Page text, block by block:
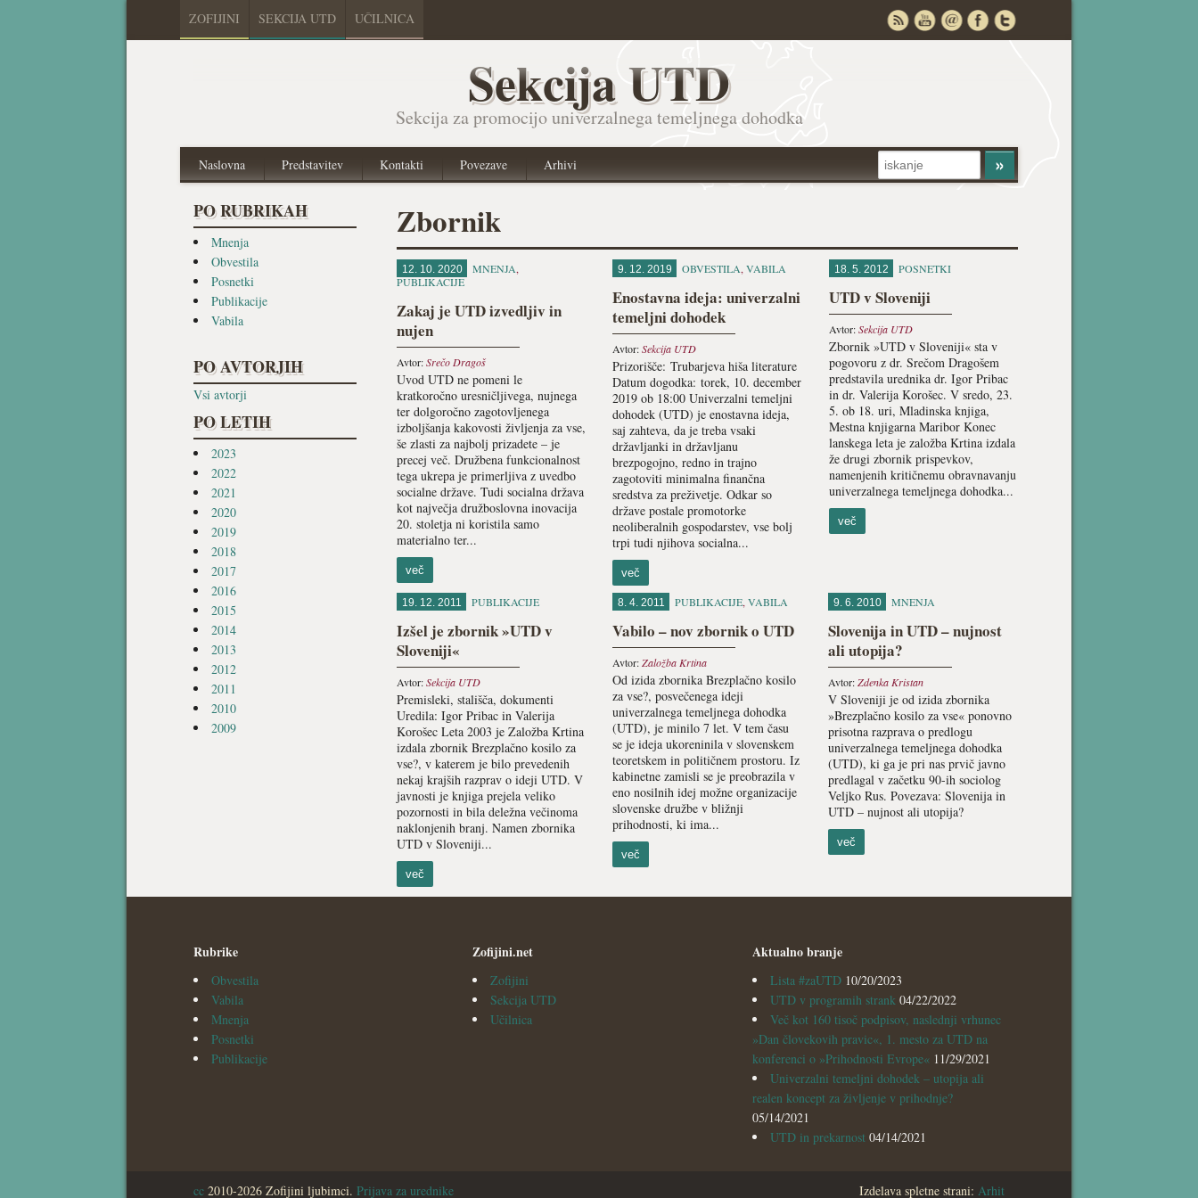
ZOFIJINI SEKCIJA UTD UČILNICA
Sekcija UTD
Sekcija za promocijo univerzalnega temeljnega dohodka
Naslovna Predstavitev Kontakti Povezave Arhivi
PO RUBRIKAH
Mnenja
Obvestila
Posnetki
Publikacije
Vabila
PO AVTORJIH
Vsi avtorji
PO LETIH
2023
2022
2021
2020
2019
2018
2017
2016
2015
2014
2013
2012
2011
2010
2009
Zbornik
12. 10. 2020 MNENJA,
PUBLIKACIJE
Zakaj je UTD izvedljiv in
nujen
Avtor:Srečo Dragoš
Uvod UTD ne pomeni le
kratkoročno uresničljivega, nujnega
ter dolgoročno zagotovljenega
izboljšanja kakovosti življenja za vse,
še zlasti za najbolj prizadete – je
precej več. Družbena funkcionalnost
tega ukrepa je primerljiva z uvedbo
socialne države. Tudi socialna država
kot največja družboslovna inovacija
20. stoletja ni koristila samo
materialno ter...
več
9. 12. 2019 OBVESTILA, VABILA
Enostavna ideja: univerzalni
temeljni dohodek
Avtor:Sekcija UTD
Prizorišče: Trubarjeva hiša literature
Datum dogodka: torek, 10. december
2019 ob 18:00 Univerzalni temeljni
dohodek (UTD) je enostavna ideja,
saj zahteva, da je treba vsaki
državljanki in državljanu
brezpogojno, redno in trajno
zagotoviti minimalna finančna
sredstva za preživetje. Odkar so
države postale promotorke
neoliberalnih gospodarstev, vse bolj
trpi tudi njihova socialna...
več
18. 5. 2012 POSNETKI
UTD v Sloveniji
Avtor:Sekcija UTD
Zbornik »UTD v Sloveniji« sta v
pogovoru z dr. Srečom Dragošem
predstavila urednika dr. Igor Pribac
in dr. Valerija Korošec. V sredo, 23.
5. ob 18. uri, Mladinska knjiga,
Mestna knjigarna Maribor Konec
lanskega leta je založba Krtina izdala
že drugi zbornik prispevkov,
namenjenih kritičnemu obravnavanju
univerzalnega temeljnega dohodka...
več
19. 12. 2011 PUBLIKACIJE
Izšel je zbornik »UTD v
Sloveniji«
Avtor:Sekcija UTD
Premisleki, stališča, dokumenti
Uredila: Igor Pribac in Valerija
Korošec Leta 2003 je Založba Krtina
izdala zbornik Brezplačno kosilo za
vse?, v katerem je bilo prevedenih
nekaj krajših razprav o ideji UTD. V
javnosti je knjiga prejela veliko
pozornosti in bila deležna večinoma
naklonjenih branj. Namen zbornika
UTD v Sloveniji...
več
8. 4. 2011 PUBLIKACIJE, VABILA
Vabilo – nov zbornik o UTD
Avtor:Založba Krtina
Od izida zbornika Brezplačno kosilo
za vse?, posvečenega ideji
univerzalnega temeljnega dohodka
(UTD), je minilo 7 let. V tem času
se je ideja ukoreninila v slovenskem
teoretskem in političnem prostoru. Iz
kabinetne zamisli se je preobrazila v
eno nosilnih idej možne organizacije
slovenske družbe v bližnji
prihodnosti, ki ima...
več
9. 6. 2010 MNENJA
Slovenija in UTD – nujnost
ali utopija?
Avtor:Zdenka Kristan
V Sloveniji je od izida zbornika
»Brezplačno kosilo za vse« ponovno
prisotna razprava o predlogu
univerzalnega temeljnega dohodka
(UTD), ki ga je pri nas prvič javno
predlagal v začetku 90-ih sociolog
Veljko Rus. Povezava: Slovenija in
UTD – nujnost ali utopija?
več
Rubrike
Obvestila
Vabila
Mnenja
Posnetki
Publikacije
Zofijini.net
Zofijini
Sekcija UTD
Učilnica
Aktualno branje
Lista #zaUTD 10/20/2023
UTD v programih strank 04/22/2022
Več kot 160 tisoč podpisov, naslednji vrhunec
»Dan človekovih pravic«, 1. mesto za UTD na
konferenci o »Prihodnosti Evrope« 11/29/2021
Univerzalni temeljni dohodek – utopija ali
realen koncept za življenje v prihodnje?
05/14/2021
UTD in prekarnost 04/14/2021
cc 2010-2026 Zofijini ljubimci. Prijava za urednike Izdelava spletne strani: Arhit